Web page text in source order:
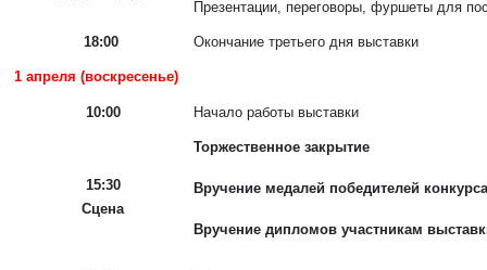
Презентации, переговоры, фуршеты для
18:00 Окончание третьего дня выставки
1 апреля (воскресенье)
10:00 Начало работы выставки
15:30
Сцена
Торжественное закрытие
Вручение медалей победителей
Вручение дипломов участникам